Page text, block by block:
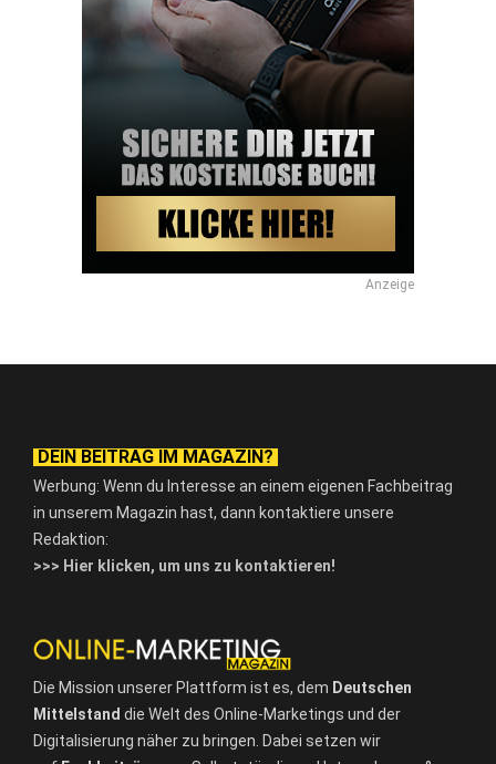
Anzeige
DEIN BEITRAG IM MAGAZIN?
Werbung: Wenn du Interesse an einem eigenen Fachbeitrag
in unserem Magazin hast, dann kontaktiere unsere
Redaktion:
>>> Hier klicken, um uns zu kontaktieren!
Die Mission unserer Plattform ist es, dem Deutschen
Mittelstand die Welt des Online-Marketings und der
Digitalisierung näher zu bringen. Dabei setzen wir